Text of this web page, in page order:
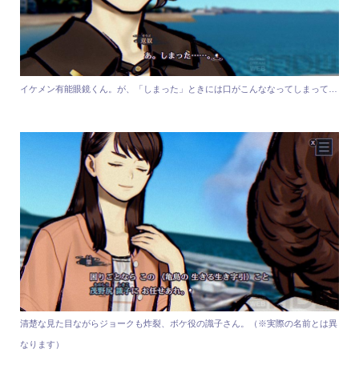
イケメン有能眼鏡くん。が、「しまった」ときには口がこんななってしまって…
清楚な見た目ながらジョークも炸裂、ボケ役の識子さん。（※実際の名前とは異
なります）